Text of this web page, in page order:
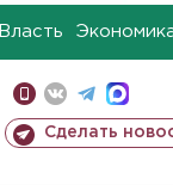
Власть
Сделать